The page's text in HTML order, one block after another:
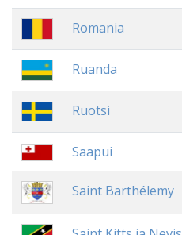
Romania
Ruanda
Ruotsi
Saapui
Saint Barthélemy